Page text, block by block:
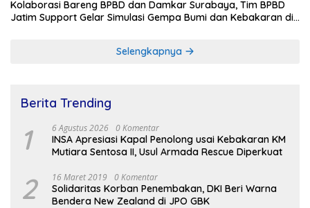
Kolaborasi Bareng BPBD dan Damkar Surabaya, Tim BPBD
Jatim Support Gelar Simulasi Gempa Bumi dan Kebakaran di
Selengkapnya
Berita Trending
1 6 Agustus 2026 0 Komentar
INSA Apresiasi Kapal Penolong usai Kebakaran KM
Mutiara Sentosa II, Usul Armada Rescue Diperkuat
2 16 Maret 2019 0 Komentar
Solidaritas Korban Penembakan, DKI Beri Warna
Bendera New Zealand di JPO GBK